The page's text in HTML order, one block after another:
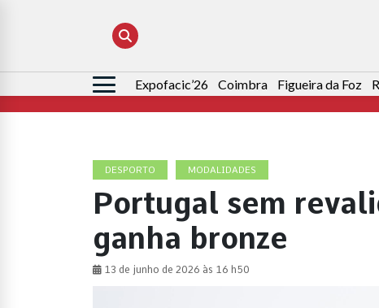
Pesquisar
por:
Expofacic’26 Coimbra Figueira da Foz
DESPORTO MODALIDADES
Portugal sem
ganha bronze
13 de junho de 2026 às 16 h50